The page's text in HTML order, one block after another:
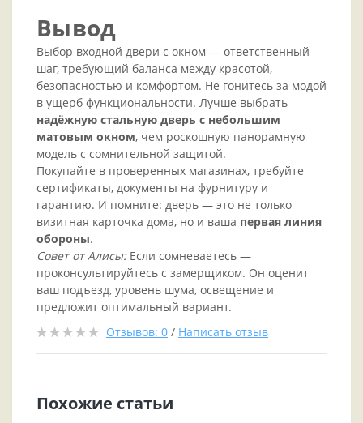
Вывод
Выбор входной двери с окном — ответственный
шаг, требующий баланса между красотой,
безопасностью и комфортом. Не гонитесь за модой
в ущерб функциональности. Лучше выбрать
надёжную стальную дверь с небольшим
матовым окном, чем роскошную панорамную
модель с сомнительной защитой.
Покупайте в проверенных магазинах, требуйте
сертификаты, документы на фурнитуру и
гарантию. И помните: дверь — это не только
визитная карточка дома, но и ваша первая линия
обороны.
Совет от Алисы:Если сомневаетесь —
проконсультируйтесь с замерщиком. Он оценит
ваш подъезд, уровень шума, освещение и
предложит оптимальный вариант.
Отзывов: 0 / Написать отзыв
Похожие статьи